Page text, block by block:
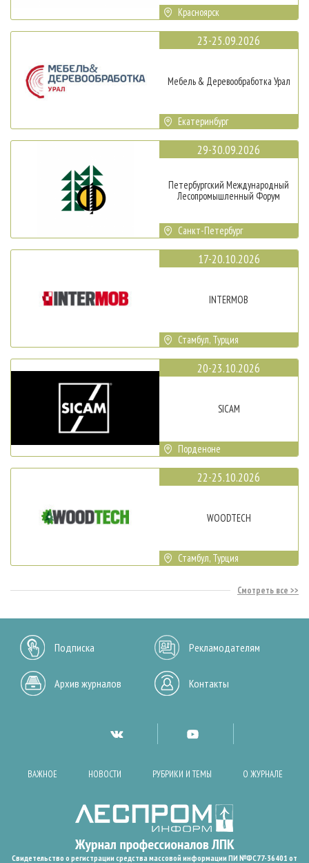
Красноярск
23-25.09.2026
Мебель & Деревообработка Урал
Екатеринбург
29-30.09.2026
Петербургский Международный
Лесопромышленный Форум
Санкт-Петербург
17-20.10.2026
INTERMOB
Стамбул, Турция
20-23.10.2026
SICAM
Порденоне
22-25.10.2026
WOODTECH
Стамбул, Турция
Смотреть все
Подписка Рекламодателям
Архив журналов Контакты
ВАЖНОЕ НОВОСТИ РУБРИКИ И ТЕМЫ О ЖУРНАЛЕ
Свидетельство о регистрации средства массовой информации ПИ №ФС77-36401 от